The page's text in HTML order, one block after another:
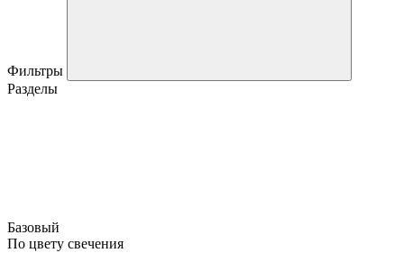
Фильтры
Разделы
Базовый
По цвету свечения